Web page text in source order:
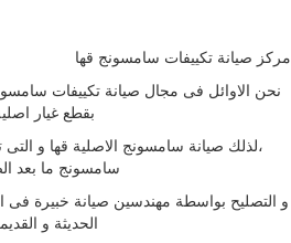
مركز صيانة تكييفات سامسونج قها
نحن الاوائل فى مجال صيانة تكييفات
بقطع غيار
،لذلك صيانة سامسونج الاصلية قها و
سامسونج ما بعد
و التصليح بواسطة مهندسين صيانة خبيرة
الحديثة و